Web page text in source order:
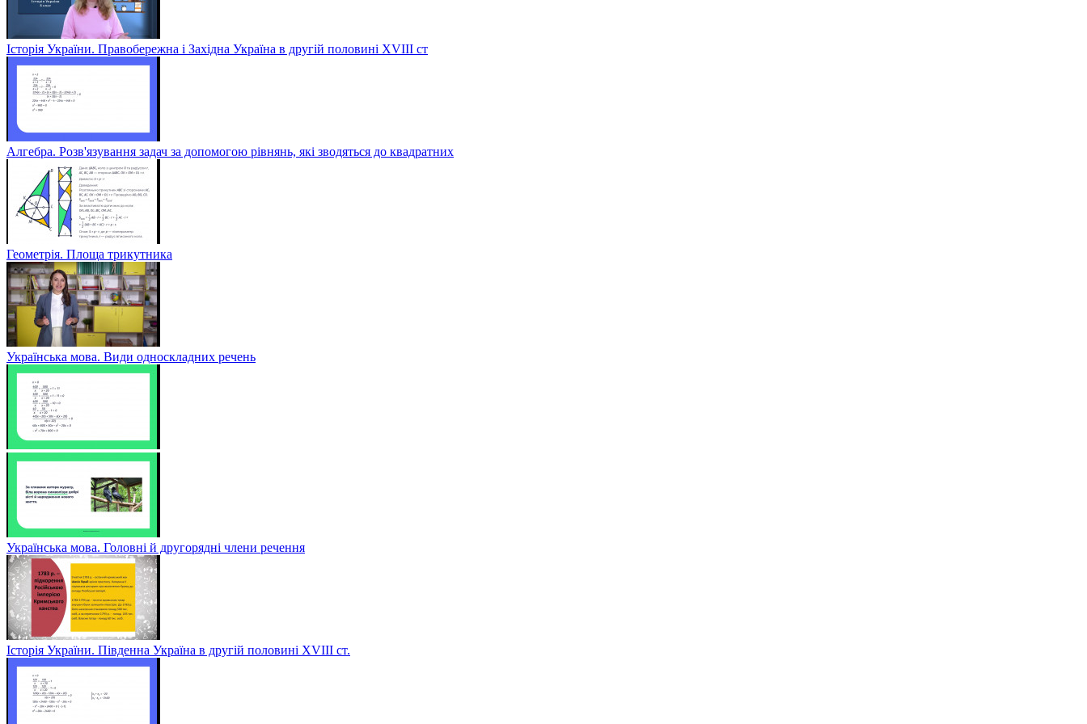
Історія України. Правобережна і Західна Україна в другій половині XVIII ст
Алгебра. Розв'язування задач за допомогою рівнянь, які зводяться до квадратних
Геометрія. Площа трикутника
Українська мова. Види односкладних речень
Українська мова. Головні й другорядні члени речення
Історія України. Південна Україна в другій половині ХVІІІ ст.